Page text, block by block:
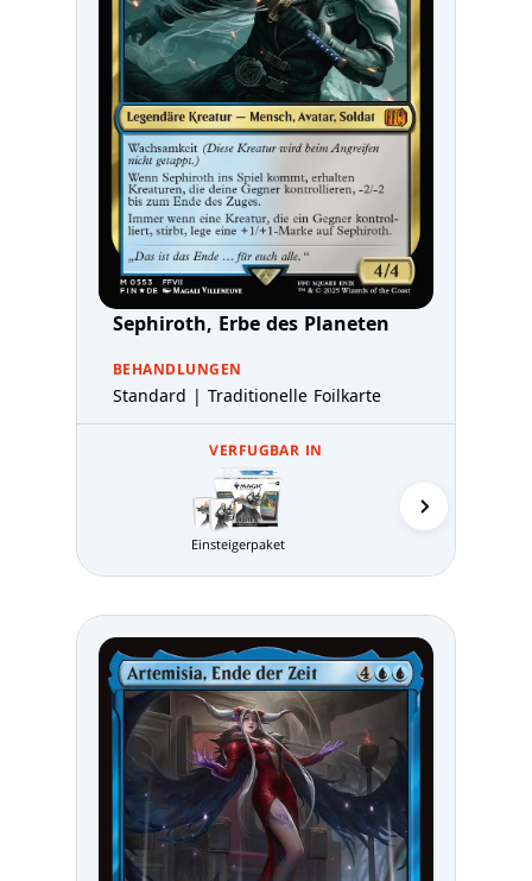
Sephiroth, Erbe des Planeten
BEHANDLUNGEN
Standard | Traditionelle Foilkarte
VERFUGBAR IN
Einsteigerpaket